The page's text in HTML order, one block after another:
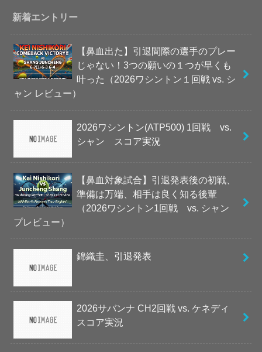
新着エントリー
【鼻血出た】引退間際の選手のプレー
じゃない！3つの願いの１つが早くも
叶った（2026ワシントン１回戦 vs. シ
ャン レビュー）
2026ワシントン(ATP500) 1回戦 vs.
シャン スコア実況
【鼻血対象試合】引退発表後の初戦、
準備は万端、相手は良く知る後輩
（2026ワシントン1回戦 vs. シャン
プレビュー）
錦織圭、引退発表
2026サバンナ CH2回戦 vs. ケネディ
スコア実況